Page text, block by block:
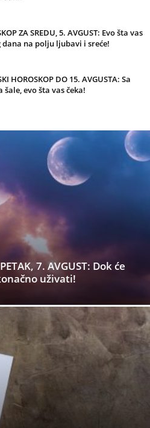
ZA SREDU, 5. AVGUST: Evo šta vas
dana na polju ljubavi i sreće!
HOROSKOP DO 15. AVGUSTA: Sa
evo šta vas čeka!
7. AVGUST: Dok će
uživati!